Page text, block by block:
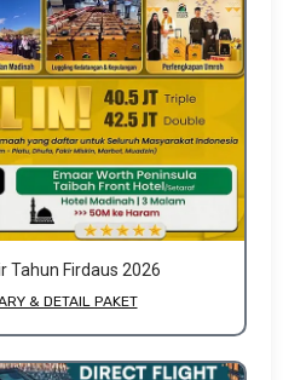
Tahun Firdaus 2026
& DETAIL PAKET